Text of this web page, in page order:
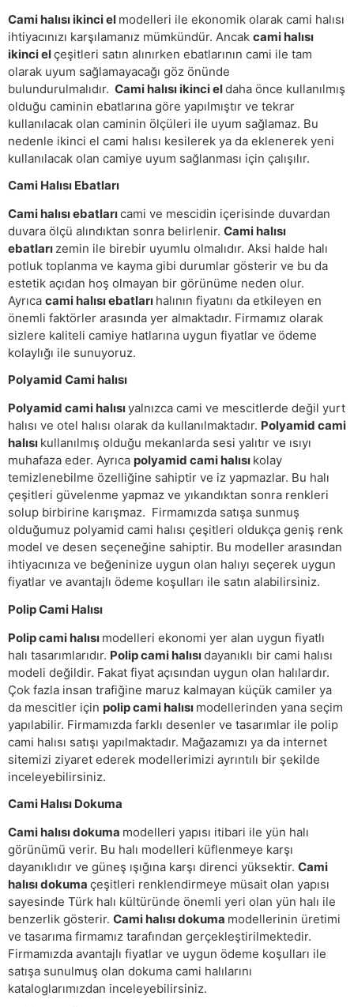
Cami halısı ikinci el modelleri ile ekonomik olarak cami halısı
ihtiyacınızı karşılamanız mümkündür. Ancak cami halısı
ikinci elçeşitleri satın alınırken ebatlarının cami ile tam
olarak uyum sağlamayacağı göz önünde
bulundurulmalıdır. Cami halısı ikinci eldaha önce kullanılmış
olduğu caminin ebatlarına göre yapılmıştır ve tekrar
kullanılacak olan caminin ölçüleri ile uyum sağlamaz. Bu
nedenle ikinci el cami halısı kesilerek ya da eklenerek yeni
kullanılacak olan camiye uyum sağlanması için çalışılır.
Cami Halısı Ebatları
Cami halısı ebatlarıcami ve mescidin içerisinde duvardan
duvara ölçü alındıktan sonra belirlenir. Cami halısı
ebatları zemin ile birebir uyumlu olmalıdır. Aksi halde halı
potluk toplanma ve kayma gibi durumlar gösterir ve bu da
estetik açıdan hoş olmayan bir görünüme neden olur.
Ayrıca cami halısı ebatları halının fiyatını da etkileyen en
önemli faktörler arasında yer almaktadır. Firmamız olarak
sizlere kaliteli camiye hatlarına uygun fiyatlar ve ödeme
kolaylığı ile sunuyoruz.
Polyamid Cami halısı
Polyamid cami halısıyalnızca cami ve mescitlerde değil yurt
halısı ve otel halısı olarak da kullanılmaktadır. Polyamid cami
halısı kullanılmış olduğu mekanlarda sesi yalıtır ve ısıyı
muhafaza eder. Ayrıca polyamid cami halısı kolay
temizlenebilme özelliğine sahiptir ve iz yapmazlar. Bu halı
çeşitleri güvelenme yapmaz ve yıkandıktan sonra renkleri
solup birbirine karışmaz. Firmamızda satışa sunmuş
olduğumuz polyamid cami halısı çeşitleri oldukça geniş renk
model ve desen seçeneğine sahiptir. Bu modeller arasından
ihtiyacınıza ve beğeninize uygun olan halıyı seçerek uygun
fiyatlar ve avantajlı ödeme koşulları ile satın alabilirsiniz.
Polip Cami Halısı
Polip cami halısı modelleri ekonomi yer alan uygun fiyatlı
halı tasarımlarıdır. Polip cami halısıdayanıklı bir cami halısı
modeli değildir. Fakat fiyat açısından uygun olan halılardır.
Çok fazla insan trafiğine maruz kalmayan küçük camiler ya
da mescitler için polip cami halısı modellerinden yana seçim
yapılabilir. Firmamızda farklı desenler ve tasarımlar ile polip
cami halısı satışı yapılmaktadır. Mağazamızı ya da internet
sitemizi ziyaret ederek modellerimizi ayrıntılı bir şekilde
inceleyebilirsiniz.
Cami Halısı Dokuma
Cami halısı dokuma modelleri yapısı itibari ile yün halı
görünümü verir. Bu halı modelleri küflenmeye karşı
dayanıklıdır ve güneş ışığına karşı direnci yüksektir. Cami
halısı dokuma çeşitleri renklendirmeye müsait olan yapısı
sayesinde Türk halı kültüründe önemli yeri olan yün halı ile
benzerlik gösterir. Cami halısı dokuma modellerinin üretimi
ve tasarıma firmamız tarafından gerçekleştirilmektedir.
Firmamızda avantajlı fiyatlar ve uygun ödeme koşulları ile
satışa sunulmuş olan dokuma cami halılarını
kataloglarımızdan inceleyebilirsiniz.